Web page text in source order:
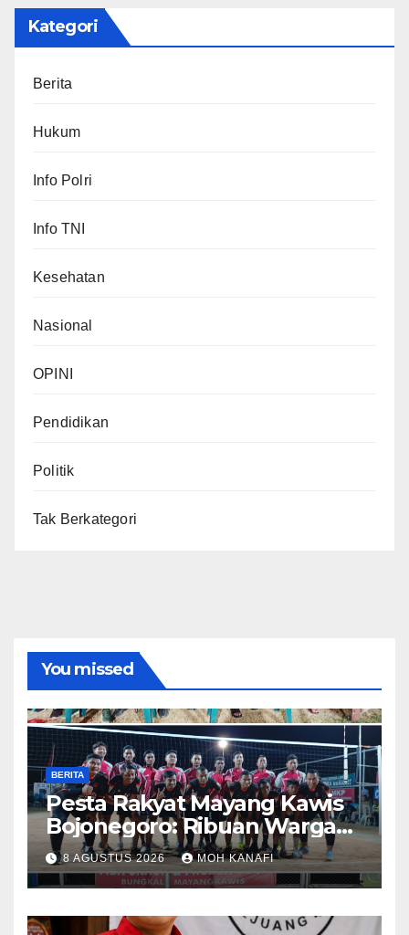
Kategori
Berita
Hukum
Info Polri
Info TNI
Kesehatan
Nasional
OPINI
Pendidikan
Politik
Tak Berkategori
You missed
BERITA
​Pesta Rakyat Mayang Kawis
Bojonegoro: Ribuan Warga
Tumplek Blek Saksikan Final
Voli, Kades 3 Periode Dipuji
Setinggi Langit
8 AGUSTUS 2026 MOH KANAFI